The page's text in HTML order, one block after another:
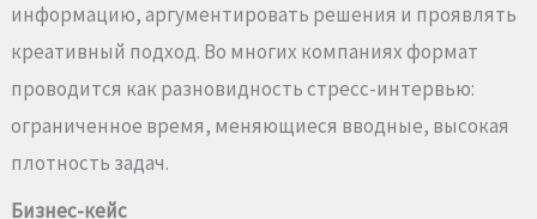
информацию, аргументировать решения и проявлять
креативный подход. Во многих компаниях формат
проводится как разновидность стресс-интервью:
ограниченное время, меняющиеся вводные, высокая
плотность задач.
Бизнес-кейс